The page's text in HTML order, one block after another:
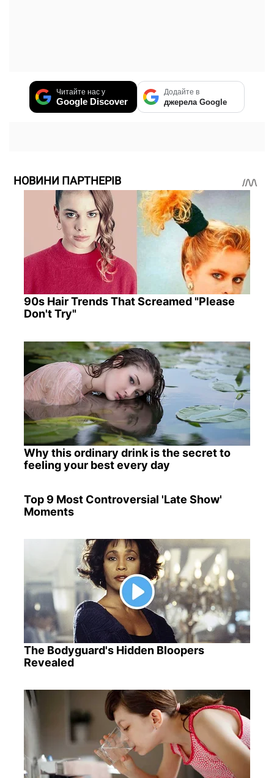
Читайте нас у
Google Discover
Додайте в
джерела Google
НОВИНИ ПАРТНЕРІВ
90s Hair Trends That Screamed "Please
Don't Try"
Why this ordinary drink is the secret to
feeling your best every day
Top 9 Most Controversial 'Late Show'
Moments
The Bodyguard's Hidden Bloopers
Revealed